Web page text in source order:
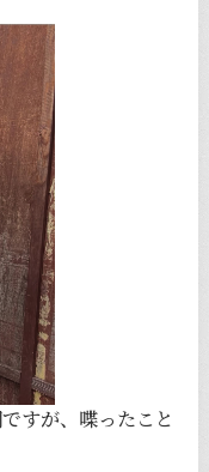
すが、喋ったこと